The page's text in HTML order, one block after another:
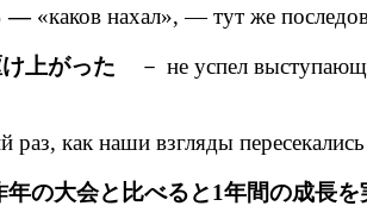
—«каков нахал», — тут же
上がった － не успел
раз, как наши взгляды
の大会と比べると1年間の成長